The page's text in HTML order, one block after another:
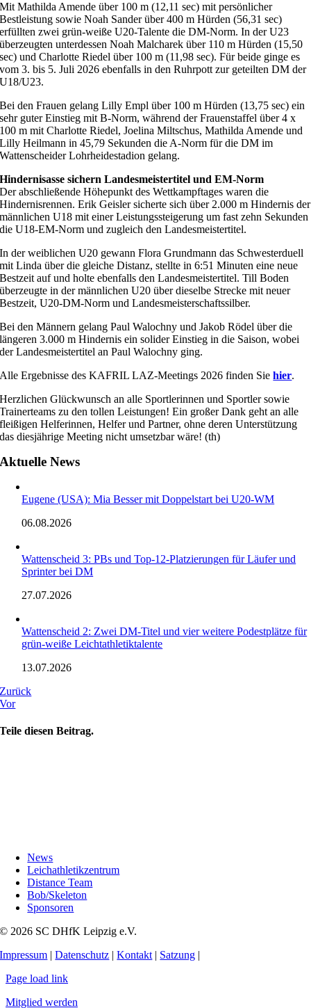
Mit Mathilda Amende über 100 m (12,11 sec) mit persönlicher
Bestleistung sowie Noah Sander über 400 m Hürden (56,31 sec)
erfüllten zwei grün-weiße U20-Talente die DM-Norm. In der U23
überzeugten unterdessen Noah Malcharek über 110 m Hürden (15,50
sec) und Charlotte Riedel über 100 m (11,98 sec). Für beide ginge es
vom 3. bis 5. Juli 2026 ebenfalls in den Ruhrpott zur geteilten DM der
U18/U23.
Bei den Frauen gelang Lilly Empl über 100 m Hürden (13,75 sec) ein
sehr guter Einstieg mit B-Norm, während der Frauenstaffel über 4 x
100 m mit Charlotte Riedel, Joelina Miltschus, Mathilda Amende und
Lilly Heilmann in 45,79 Sekunden die A-Norm für die DM im
Wattenscheider Lohrheidestadion gelang.
Hindernisasse sichern Landesmeistertitel und EM-Norm
Der abschließende Höhepunkt des Wettkampftages waren die
Hindernisrennen. Erik Geisler sicherte sich über 2.000 m Hindernis der
männlichen U18 mit einer Leistungssteigerung um fast zehn Sekunden
die U18-EM-Norm und zugleich den Landesmeistertitel.
In der weiblichen U20 gewann Flora Grundmann das Schwesterduell
mit Linda über die gleiche Distanz, stellte in 6:51 Minuten eine neue
Bestzeit auf und holte ebenfalls den Landesmeistertitel. Till Boden
überzeugte in der männlichen U20 über dieselbe Strecke mit neuer
Bestzeit, U20-DM-Norm und Landesmeisterschaftssilber.
Bei den Männern gelang Paul Walochny und Jakob Rödel über die
längeren 3.000 m Hindernis ein solider Einstieg in die Saison, wobei
der Landesmeistertitel an Paul Walochny ging.
Alle Ergebnisse des KAFRIL LAZ-Meetings 2026 finden Siehier.
Herzlichen Glückwunsch an alle Sportlerinnen und Sportler sowie
Trainerteams zu den tollen Leistungen! Ein großer Dank geht an alle
fleißigen Helferinnen, Helfer und Partner, ohne deren Unterstützung
das diesjährige Meeting nicht umsetzbar wäre! (th)
Aktuelle News
Eugene (USA): Mia Besser mit Doppelstart bei U20-WM
06.08.2026
Wattenscheid 3: PBs und Top-12-Platzierungen für Läufer und
Sprinter bei DM
27.07.2026
Wattenscheid 2: Zwei DM-Titel und vier weitere Podestplätze für
grün-weiße Leichtathletiktalente
13.07.2026
Zurück
Vor
Teile diesen Beitrag.
News
Leichathletikzentrum
Distance Team
Bob/Skeleton
Sponsoren
© 2026 SC DHfK Leipzig e.V.
Impressum |Datenschutz |Kontakt | Satzung |
Page load link
Mitglied werden